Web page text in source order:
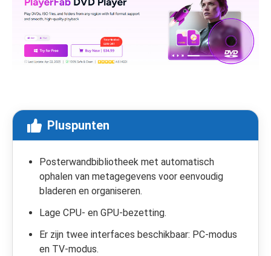
Pluspunten
Posterwandbibliotheek met automatisch
ophalen van metagegevens voor eenvoudig
bladeren en organiseren.
Lage CPU- en GPU-bezetting.
Er zijn twee interfaces beschikbaar: PC-modus
en TV-modus.